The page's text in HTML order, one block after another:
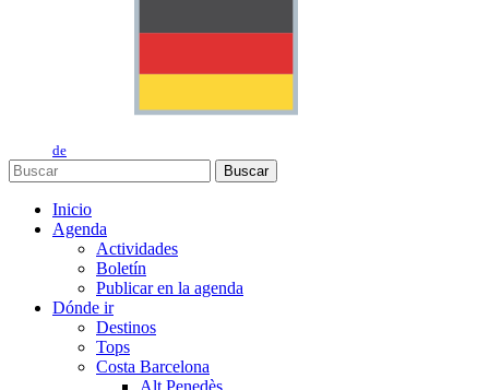
de
Buscar
Inicio
Agenda
Actividades
Boletín
Publicar en la agenda
Dónde ir
Destinos
Tops
Costa Barcelona
Alt Penedès